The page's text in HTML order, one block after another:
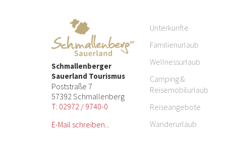
Schmallenberger
Sauerland Tourismus
Poststraße 7
57392 Schmallenberg
T: 02972 / 9740-0
E-Mail schreiben...
Unterkünfte
Familienurlaub
Wellnessurlaub
Camping &
Reisemobilurlaub
Reiseangebote
Wanderurlaub